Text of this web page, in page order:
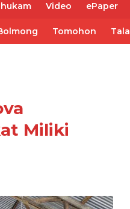
Video ePaper
Tomohon
Miliki